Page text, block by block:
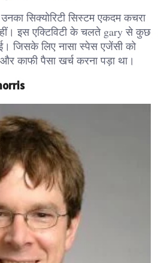
सिक्योरिटी सिस्टम एकदम कचरा
इस एक्टिविटी के चलते gary से कुछ
जिसके लिए नासा स्पेस एजेंसी को
काफी पैसा खर्च करना पड़ा था।